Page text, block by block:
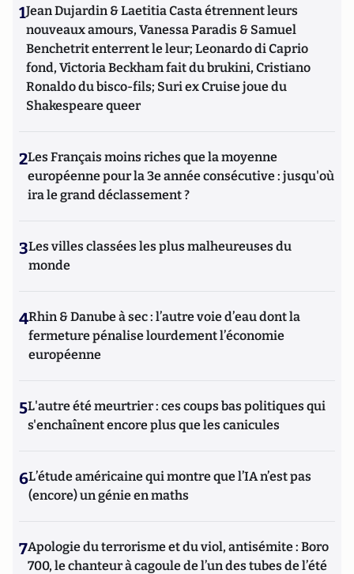
1Jean Dujardin & Laetitia Casta étrennent leurs
nouveaux amours, Vanessa Paradis & Samuel
Benchetrit enterrent le leur; Leonardo di Caprio
fond, Victoria Beckham fait du brukini, Cristiano
Ronaldo du bisco-fils; Suri ex Cruise joue du
Shakespeare queer
2Les Français moins riches que la moyenne
européenne pour la 3e année consécutive : jusqu'où
ira le grand déclassement ?
3Les villes classées les plus malheureuses du
monde
4Rhin & Danube à sec : l’autre voie d’eau dont la
fermeture pénalise lourdement l’économie
européenne
5L'autre été meurtrier : ces coups bas politiques qui
s'enchaînent encore plus que les canicules
6L’étude américaine qui montre que l’IA n’est pas
(encore) un génie en maths
7Apologie du terrorisme et du viol, antisémite : Boro
700, le chanteur à cagoule de l’un des tubes de l’été